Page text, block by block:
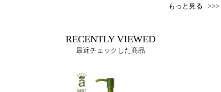
もっと見る
RECENTLY VIEWED
最近チェックした商品